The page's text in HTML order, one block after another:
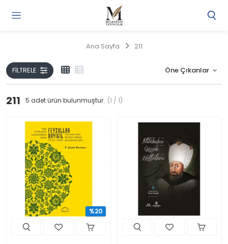
Ana Sayfa 211
FILTRELE
211 5 adet ürün bulunmuştur. (1 / 1)
%20